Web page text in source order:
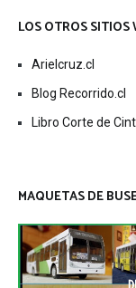
LOS OTROS SITIOS
Arielcruz.cl
Blog Recorrido.cl
Libro Corte de
MAQUETAS DE